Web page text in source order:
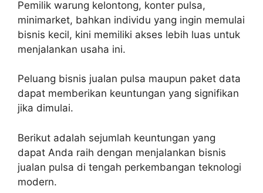
Pemilik warung kelontong, konter pulsa,
minimarket, bahkan individu yang ingin memulai
bisnis kecil, kini memiliki akses lebih luas untuk
menjalankan usaha ini.
Peluang bisnis jualan pulsa maupun paket data
dapat memberikan keuntungan yang signifikan
jika dimulai.
Berikut adalah sejumlah keuntungan yang
dapat Anda raih dengan menjalankan bisnis
jualan pulsa di tengah perkembangan teknologi
modern.